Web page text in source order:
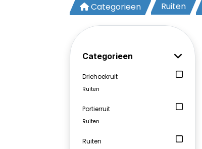
Categorieen Ruiten
Categorieen
Driehoekruit
Ruiten
Portierruit
Ruiten
Ruiten